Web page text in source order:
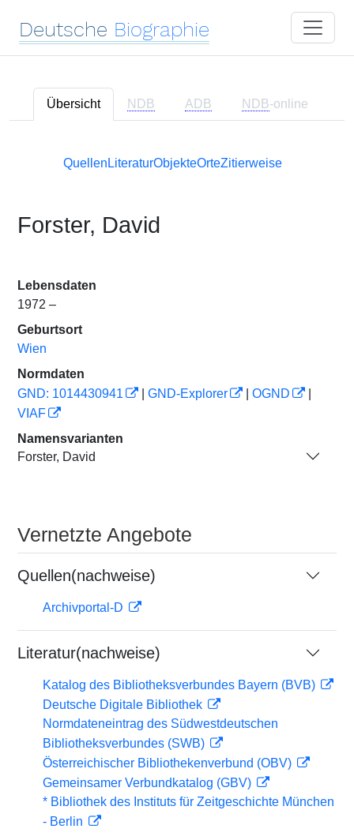
Deutsche Biographie
Übersicht NDB ADB NDB-online
Quellen LiteraturObjekteOrteZitierweise
Forster, David
Lebensdaten
1972 –
Geburtsort
Wien
Normdaten
GND: 1014430941
GND-Explorer OGND
VIAF
Namensvarianten
Forster, David
Vernetzte Angebote
Quellen(nachweise)
Archivportal-D
Literatur(nachweise)
Katalog des Bibliotheksverbundes Bayern (BVB)
Deutsche Digitale Bibliothek
Normdateneintrag des Südwestdeutschen
Bibliotheksverbundes (SWB)
Österreichischer Bibliothekenverbund (OBV)
Gemeinsamer Verbundkatalog (GBV)
* Bibliothek des Instituts für Zeitgeschichte München
- Berlin